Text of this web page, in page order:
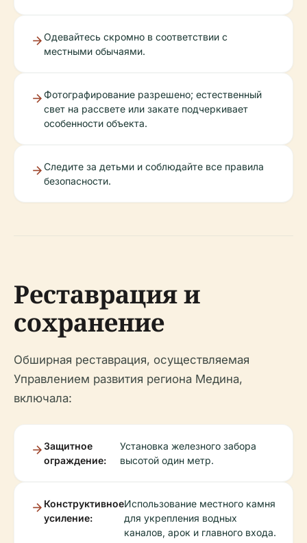
Одевайтесь скромно в соответствии с
местными обычаями.
Фотографирование разрешено; естественный
свет на рассвете или закате подчеркивает
особенности объекта.
Следите за детьми и соблюдайте все правила
безопасности.
Реставрация и
сохранение
Обширная реставрация, осуществляемая
Управлением развития региона Медина,
включала:
Защитное
ограждение:
Установка железного забора
высотой один метр.
Конструктивное
усиление:
Использование местного камня
для укрепления водных
каналов, арок и главного входа.